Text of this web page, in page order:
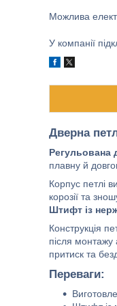
У компанії
Дверна
Регульована
плавну й
Корпус петлі
корозії та
Штифт із
Конструкція
після монтажу
притиск та
Переваги: